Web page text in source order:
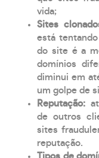
vida;
Sites
está
do site é a
domínios
diminui em
um golpe de
Reputação:
de outros
sites
reputação.